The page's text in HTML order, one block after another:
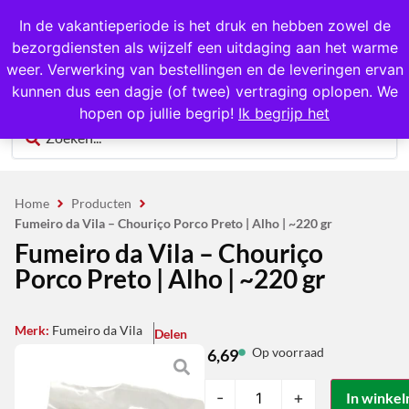
In de vakantieperiode is het druk en hebben zowel de
bezorgdiensten als wijzelf een uitdaging aan het warme
weer. Verwerking van bestellingen en de leveringen ervan
kunnen dus een dagje (of twee) vertraging oplopen. We
hopen op jullie begrip! Ik begrijp het
1000+ producten op voorraad
0
Home
Producten
Fumeiro da Vila – Chouriço Porco Preto | Alho | ~220 gr
Fumeiro da Vila – Chouriço
Porco Preto | Alho | ~220 gr
Merk: Fumeiro da Vila Delen
6,69 Op voorraad
- +
In